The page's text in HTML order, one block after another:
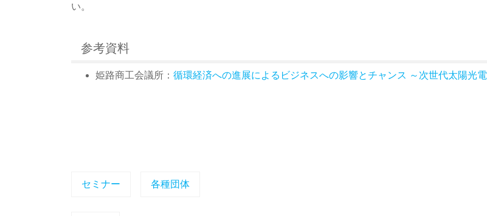
い。
参考資料
姫路商工会議所： 循環経済への進展によるビジネスへの影響とチャンス ～次世代太陽光
セミナー 各種団体